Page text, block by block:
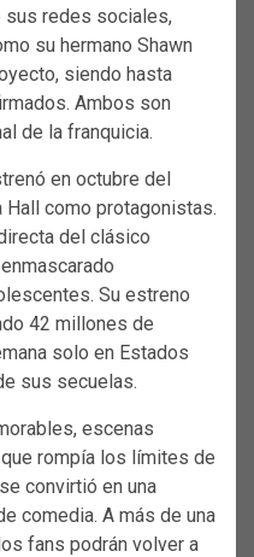
sus redes sociales,
su hermano Shawn
siendo hasta
Ambos son
de la franquicia.
en octubre del
Hall como protagonistas.
del clásico
Su estreno
42 millones de
solo en Estados
sus secuelas.
escenas
rompía los límites de
convirtió en una
comedia. A más de una
fans podrán volver a